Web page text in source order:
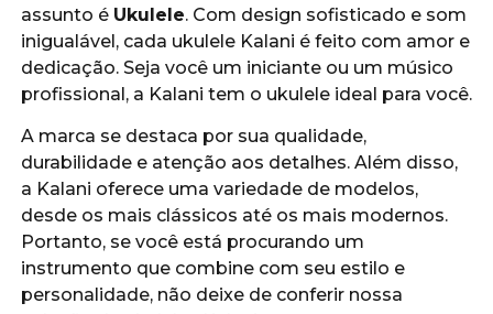
assunto é Ukulele. Com design sofisticado e som
inigualável, cada ukulele Kalani é feito com amor e
dedicação. Seja você um iniciante ou um músico
profissional, a Kalani tem o ukulele ideal para você.
A marca se destaca por sua qualidade,
durabilidade e atenção aos detalhes. Além disso,
a Kalani oferece uma variedade de modelos,
desde os mais clássicos até os mais modernos.
Portanto, se você está procurando um
instrumento que combine com seu estilo e
personalidade, não deixe de conferir nossa